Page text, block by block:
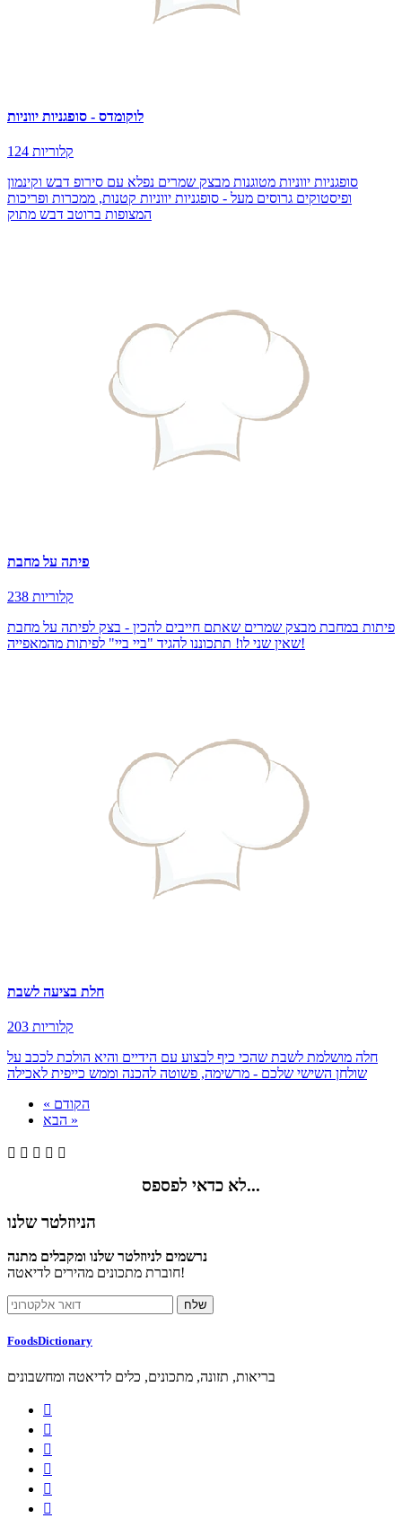
לוקומדס - סופגניות יווניות
124 קלוריות
סופגניות יווניות מטוגנות מבצק שמרים נפלא עם סירופ דבש וקינמון
ופיסטוקים גרוסים מעל - סופגניות יווניות קטנות, ממכרות ופריכות
המצופות ברוטב דבש מתוק
פיתה על מחבת
238 קלוריות
פיתות במחבת מבצק שמרים שאתם חייבים להכין - בצק לפיתה על מחבת
שאין שני לו! תתכוננו להגיד "ביי ביי" לפיתות מהמאפייה!
חלת בציעה לשבת
203 קלוריות
חלה מושלמת לשבת שהכי כיף לבצוע עם הידיים והיא הולכת לככב על
שולחן השישי שלכם - מרשימה, פשוטה להכנה וממש כייפית לאכילה
« הקודם
הבא »
    
לא כדאי לפספס...
הניוזלטר שלנו
נרשמים לניוזלטר שלנו ומקבלים מתנה
חוברת מתכונים מהירים לדיאטה!
FoodsDictionary
בריאות, תזונה, מתכונים, כלים לדיאטה ומחשבונים





